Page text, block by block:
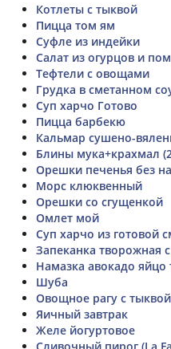
Котлеты с тыквой
Пицца том ям
Суфле из индейки
Салат из огурцов и
Тефтели с овощами
Грудка в сметанном
Суп харчо Готово
Пицца барбекю
Кальмар сушено-
Блины мука+крахмал
Орешки печенья без
Морс клюквенный
Орешки со сгущенкой
Омлет мой
Суп харчо из готовой
Запеканка творожная
Намазка авокадо яйцо
Шуба
Овощное рагу с тыквой
Яичный завтрак
Желе йогуртовое